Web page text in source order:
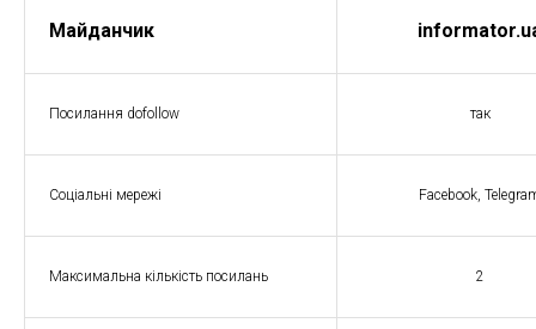
Майданчик
Посилання dofollow так
Соціальні мережі Facebook,
Максимальна кількість посилань 2